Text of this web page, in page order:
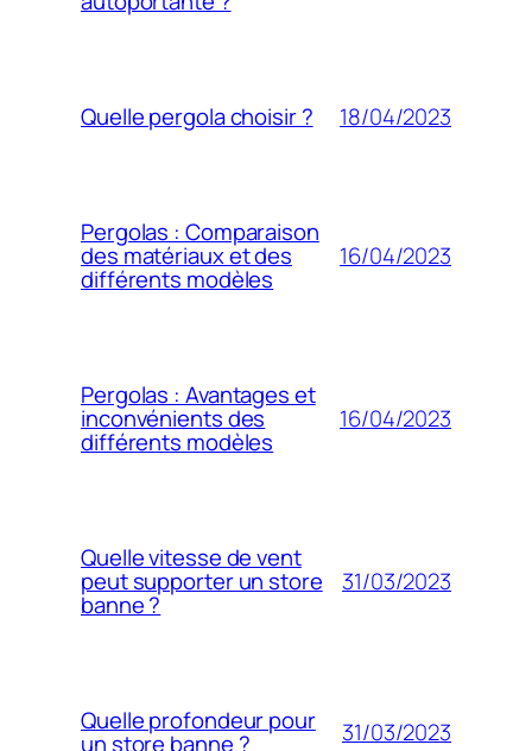
Quelle pergola choisir ? 18/04/2023
Pergolas : Comparaison
des matériaux et des
différents modèles
16/04/2023
Pergolas : Avantages et
inconvénients des
différents modèles
16/04/2023
Quelle vitesse de vent
peut supporter un store
banne ?
31/03/2023
Quelle profondeur pour
un store banne ? 31/03/2023